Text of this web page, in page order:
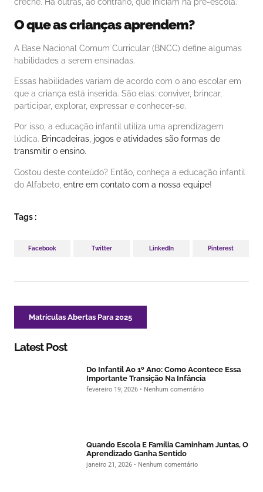
O que as crianças aprendem?
A Base Nacional Comum Curricular (BNCC) define algumas
habilidades a serem ensinadas.
Essas habilidades variam de acordo com o ano escolar em
que a criança está inserida. São elas: conviver, brincar,
participar, explorar, expressar e conhecer-se.
Por isso, a educação infantil utiliza uma aprendizagem
lúdica. Brincadeiras, jogos e atividades são formas de
transmitir o ensino.
Gostou deste conteúdo? Então, conheça a educação infantil
do Alfabeto, entre em contato com a nossa equipe!
Tags :
Facebook Twitter LinkedIn Pinterest
Matrículas Abertas Para 2025
Latest Post
Do Infantil Ao 1º Ano: Como Acontece Essa
Importante Transição Na Infância
fevereiro 19, 2026 Nenhum comentário
Quando Escola E Família Caminham Juntas, O
Aprendizado Ganha Sentido
janeiro 21, 2026 Nenhum comentário